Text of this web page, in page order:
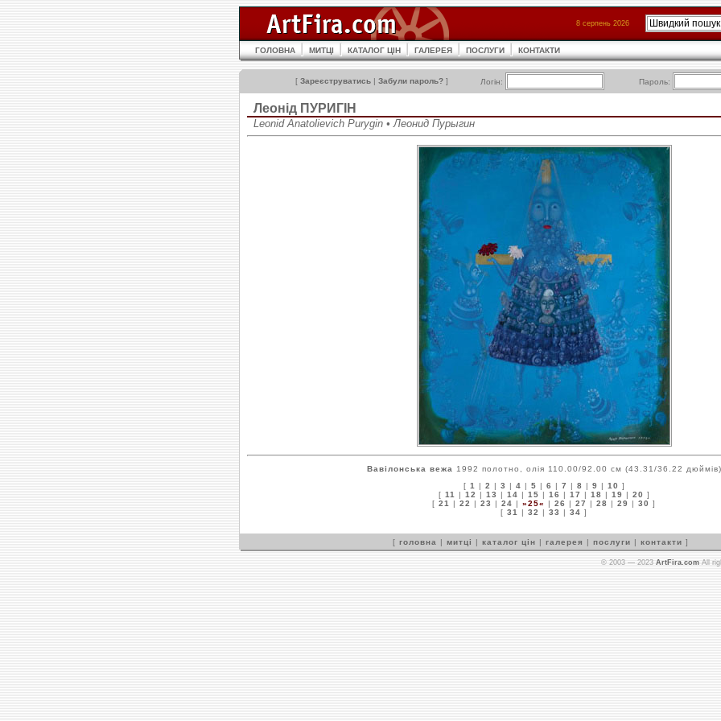
8 серпень 2026
ГОЛОВНА МИТЦІ КАТАЛОГ ЦІН ГАЛЕРЕЯ ПОСЛУГИ КОНТАКТИ
[ Зареєструватись | Забули пароль? ] Логін: Пароль:
Леонід ПУРИГІН
Leonid Anatolievich Purygin • Леонид Пурыгин
Вавілонська вежа
1992 полотно, олія 110.00/92.00 см (43.31/36.22 дюймів)
[ 1 | 2 | 3 | 4 | 5 | 6 | 7 | 8 | 9 | 10 ]
[ 11 | 12 | 13 | 14 | 15 | 16 | 17 | 18 | 19 | 20 ]
[ 21 | 22 | 23 | 24 | »25« | 26 | 27 | 28 | 29 | 30 ]
[ 31 | 32 | 33 | 34 ]
[ головна | митці | каталог цін | галерея | послуги | контакти ]
© 2003 — 2023 ArtFira.com All